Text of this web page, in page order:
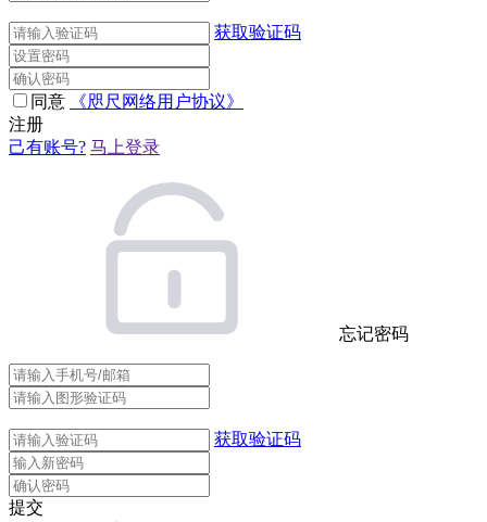
获取验证码
同意
《咫尺网络用户协议》
注册
己有账号? 马上登录
忘记密码
获取验证码
提交